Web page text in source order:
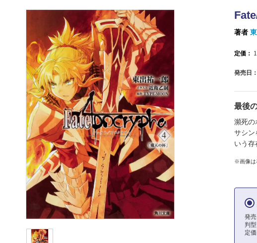
著者
定価：
発売日：
最後
瀕死の
サシン
いう存
※画像は
発
判
定